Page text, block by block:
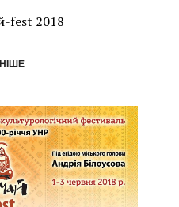
fest 2018